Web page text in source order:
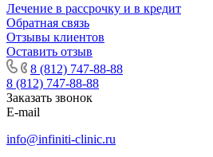
Лечение в рассрочку и в кредит
Обратная связь
Отзывы клиентов
Оставить отзыв
8 (812) 747-88-88
8 (812) 747-88-88
Заказать звонок
E-mail
info@infiniti-clinic.ru